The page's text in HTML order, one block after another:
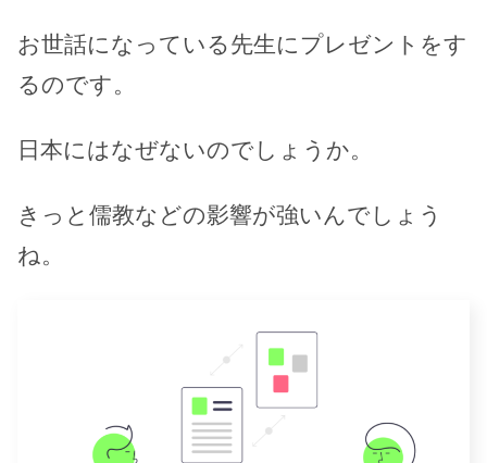
お世話になっている先生にプレゼントをす
るのです。
日本にはなぜないのでしょうか。
きっと儒教などの影響が強いんでしょう
ね。